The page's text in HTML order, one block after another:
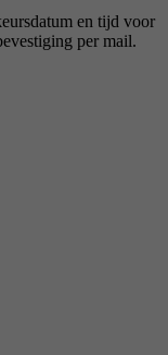
en tijd voor
per mail.